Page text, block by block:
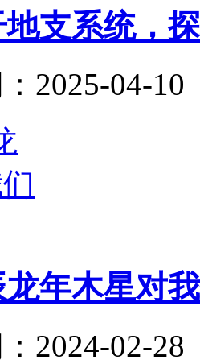
支系统，
2025-04-10
龙年木星对
2024-02-28